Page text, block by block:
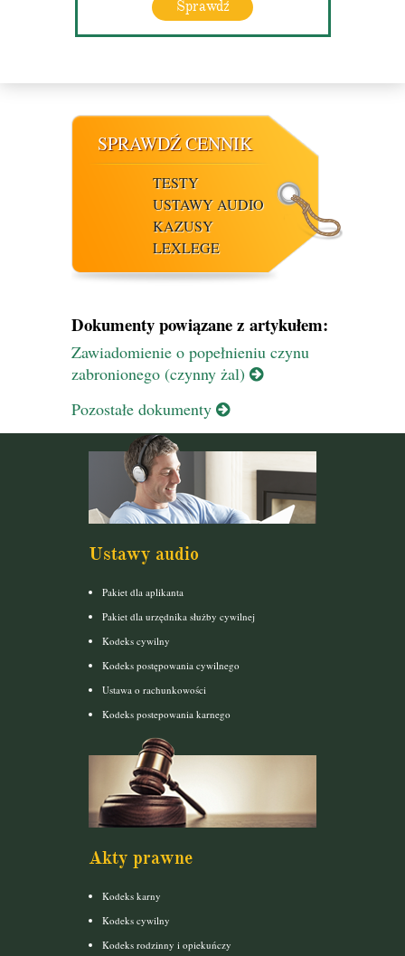
Sprawdź
SPRAWDŹ CENNIK
TESTY
USTAWY AUDIO
KAZUSY
LEXLEGE
Dokumenty powiązane z artykułem:
Zawiadomienie o popełnieniu czynu
zabronionego (czynny żal)
Pozostałe dokumenty
Ustawy audio
Pakiet dla aplikanta
Pakiet dla urzędnika służby cywilnej
Kodeks cywilny
Kodeks postępowania cywilnego
Ustawa o rachunkowości
Kodeks postepowania karnego
Akty prawne
Kodeks karny
Kodeks cywilny
Kodeks rodzinny i opiekuńczy